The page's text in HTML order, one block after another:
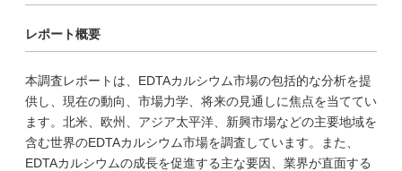
レポート概要
本調査レポートは、EDTAカルシウム市場の包括的な分析を提
供し、現在の動向、市場力学、将来の見通しに焦点を当ててい
ます。北米、欧州、アジア太平洋、新興市場などの主要地域を
含む世界のEDTAカルシウム市場を調査しています。また、
EDTAカルシウムの成長を促進する主な要因、業界が直面する